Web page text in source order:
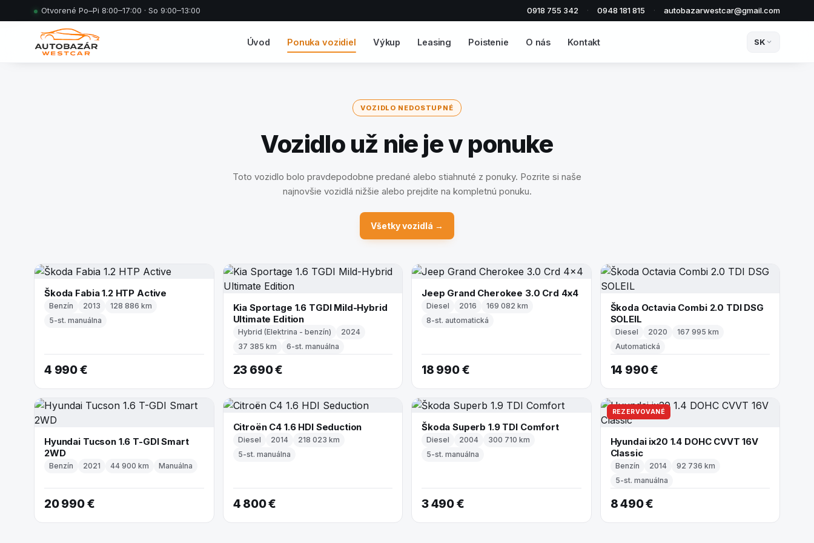
Otvorené Po–Pi 8:00–17:00 · So 9:00–13:00 0918 755 342 · 0948 181 815 · autobazarwestcar@gmail.com
Úvod Ponuka vozidiel Výkup Leasing Poistenie O nás Kontakt SK
VOZIDLO NEDOSTUPNÉ
Vozidlo už nie je v ponuke
Toto vozidlo bolo pravdepodobne predané alebo stiahnuté z ponuky. Pozrite si naše
najnovšie vozidlá nižšie alebo prejdite na kompletnú ponuku.
Všetky vozidlá →
Škoda Fabia 1.2 HTP Active
Benzín 2013
128 886 km
5-st. manuálna
4 990 €
Kia Sportage 1.6 TGDI Mild-Hybrid
Ultimate Edition
Hybrid (Elektrina - benzín)
2024
37 385 km
6-st. manuálna
23 690 €
Jeep Grand Cherokee 3.0 Crd 4x4
Diesel 2016
169 082 km
8-st. automatická
18 990 €
Škoda Octavia Combi 2.0 TDI DSG
SOLEIL
Diesel 2020
167 995 km
Automatická
14 990 €
Hyundai Tucson 1.6 T-GDI Smart
2WD
Benzín 2021 44 900 km Manuálna
20 990 €
Citroën C4 1.6 HDI Seduction
Diesel 2014
218 023 km
5-st. manuálna
4 800 €
Škoda Superb 1.9 TDI Comfort
Diesel 2004
300 710 km
5-st. manuálna
3 490 €
REZERVOVANÉ
Hyundai ix20 1.4 DOHC CVVT 16V
Classic
Benzín 2014
92 736 km
5-st. manuálna
8 490 €